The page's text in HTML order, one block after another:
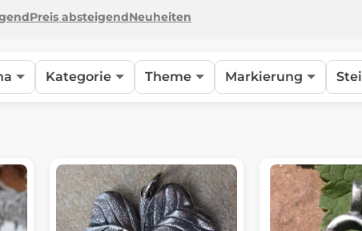
Preis absteigendNeuheiten
Kategorie Theme Markierung